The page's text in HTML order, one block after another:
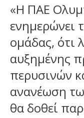
«Η ΠΑΕ
ενημερώνει
ομάδας, ότι
αυξημένης
περυσινών
ανανέωση
θα δοθεί